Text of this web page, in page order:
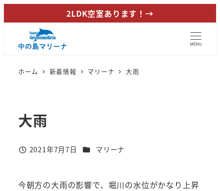
イ
2LDK空室あります！→
MENU
ホーム 新着情報 マリーナ 大雨
大雨
投稿日
2021年7月7日 カテゴリー
マリーナ
今朝方の大雨の影響で、堀川の水位がかなり上昇